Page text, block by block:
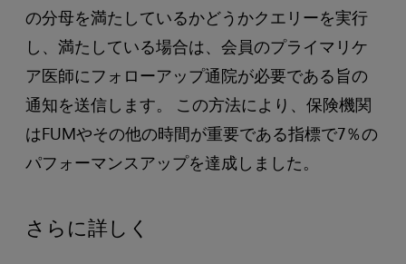
の分母を満たしているかどうかクエリーを実行
し、満たしている場合は、会員のプライマリケ
ア医師にフォローアップ通院が必要である旨の
通知を送信します。 この方法により、保険機関
はFUMやその他の時間が重要である指標で7％の
パフォーマンスアップを達成しました。
さらに詳しく